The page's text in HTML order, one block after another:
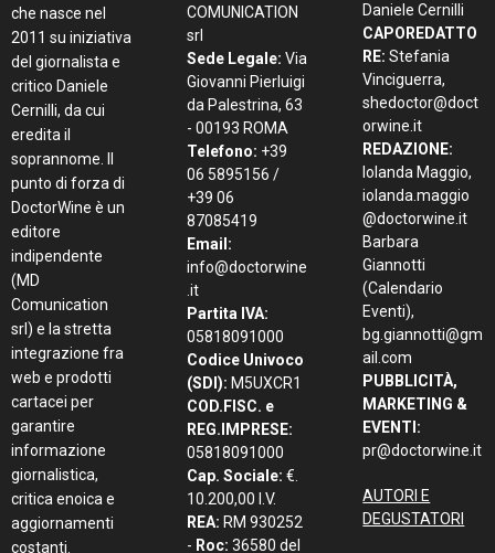
che nasce nel
2011 su iniziativa
del giornalista e
critico Daniele
Cernilli, da cui
eredita il
soprannome. Il
punto di forza di
DoctorWine è un
editore
indipendente
(MD
Comunication
srl) e la stretta
integrazione fra
web e prodotti
cartacei per
garantire
informazione
giornalistica,
critica enoica e
aggiornamenti
costanti.
COMUNICATION
srl
Sede Legale: Via
Giovanni Pierluigi
da Palestrina, 63
- 00193 ROMA
Telefono: +39
06 5895156 /
+39 06
87085419
Email:
info@doctorwine
.it
Partita IVA:
05818091000
Codice Univoco
(SDI): M5UXCR1
COD.FISC. e
REG.IMPRESE:
05818091000
Cap. Sociale: €.
10.200,00 I.V.
REA: RM 930252
- Roc: 36580 del
Daniele Cernilli
CAPOREDATTO
RE: Stefania
Vinciguerra,
shedoctor@doct
orwine.it
REDAZIONE:
Iolanda Maggio,
iolanda.maggio
@doctorwine.it
Barbara
Giannotti
(Calendario
Eventi),
bg.giannotti@gm
ail.com
PUBBLICITÀ,
MARKETING &
EVENTI:
pr@doctorwine.it
AUTORI E
DEGUSTATORI